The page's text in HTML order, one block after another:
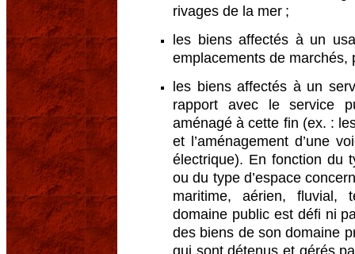
rivages de la mer ;
les biens affectés à un
emplacements de marchés,
les biens affectés à un
rapport avec le service
aménagé à cette fin (ex. :
et l’aménagement d’une
électrique). En fonction du
ou du type d’espace
maritime, aérien, fluvial,
domaine public est défi ni
des biens de son domaine